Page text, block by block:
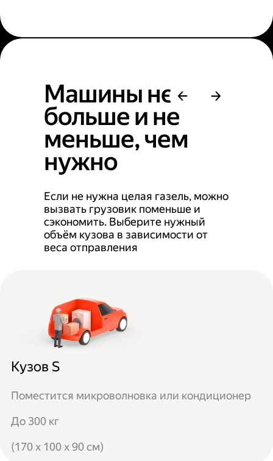
Машины не
больше и не
меньше, чем
нужно
Если не нужна целая газель, можно
вызвать грузовик поменьше и
сэкономить. Выберите нужный
объём кузова в зависимости от
веса отправления
Кузов S
Поместится микроволновка или кондиционер
До 300 кг
(170 x 100 x 90 см)